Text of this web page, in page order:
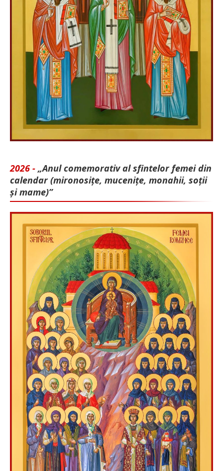
2026 - „Anul comemorativ al sfintelor femei din
calendar (mironosițe, mu­cenițe, monahii, soții
și mame)”